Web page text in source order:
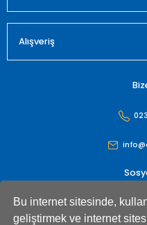
Bu internet sitesinde,
geliştirmek ve internet
Alışveriş